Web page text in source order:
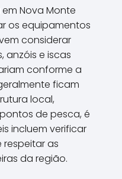
Nova Monte
os equipamentos
considerar
anzóis e iscas
conforme a
ficam
local,
de pesca, é
incluem verificar
as
da região.